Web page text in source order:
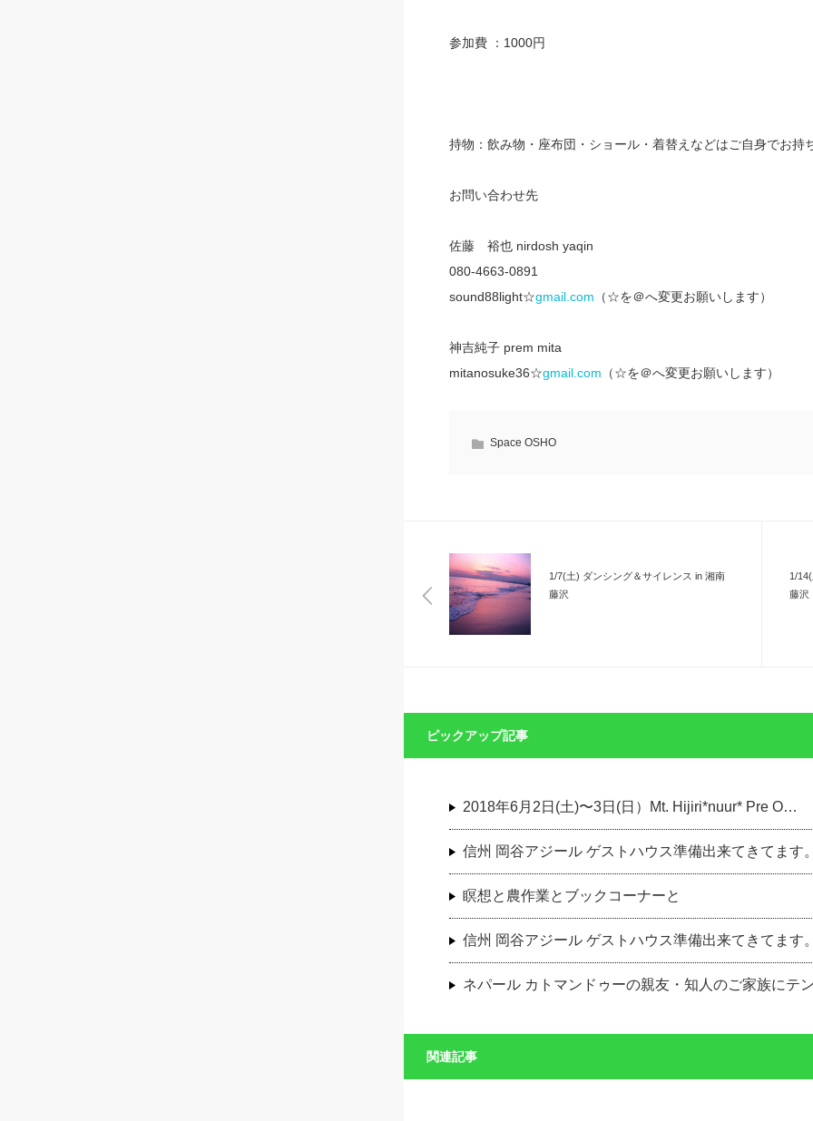
参加費 ：1000円
持物：飲み物・座布団・ショール・着替えなどはご自身でお持
お問い合わせ先
佐藤 裕也 nirdosh yaqin
080-4663-0891
sound88light☆gmail.com （☆を＠へ変更お願いします）
神吉純子 prem mita
mitanosuke36☆gmail.com （☆を＠へ変更お願いします）
Space OSHO
1/7(土) ダンシング＆サイレンス in 湘南
藤沢
1/
藤沢
ピックアップ記事
2018年6月2日(土)〜3日(日）Mt. Hijiri*nuur* Pre O…
信州 岡谷アジール ゲストハウス準備出来てきてます
瞑想と農作業とブックコーナーと
信州 岡谷アジール ゲストハウス準備出来てきてます
ネパール カトマンドゥーの親友・知人のご家族にテ
関連記事